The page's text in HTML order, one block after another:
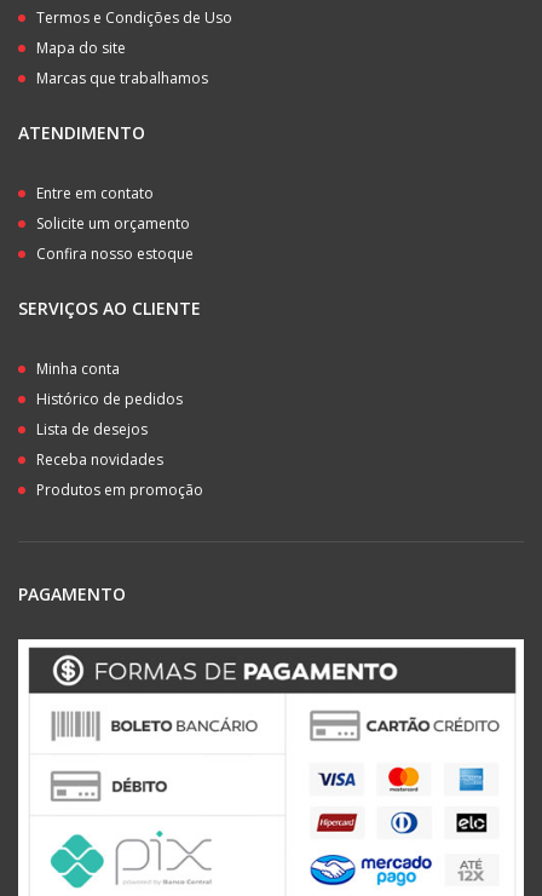
Termos e Condições de Uso
Mapa do site
Marcas que trabalhamos
ATENDIMENTO
Entre em contato
Solicite um orçamento
Confira nosso estoque
SERVIÇOS AO CLIENTE
Minha conta
Histórico de pedidos
Lista de desejos
Receba novidades
Produtos em promoção
PAGAMENTO